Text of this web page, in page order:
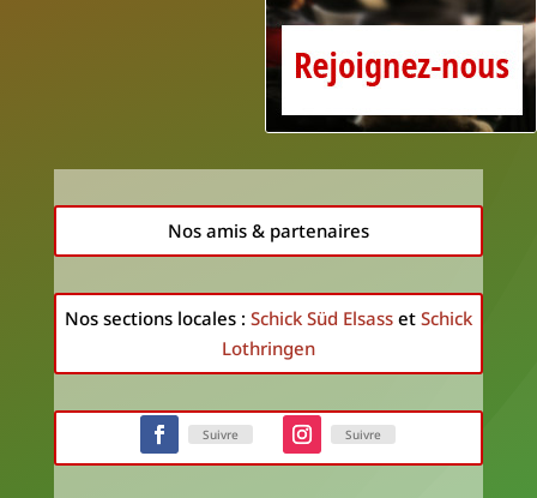
Nos amis & partenaires
Nos sections locales : Schick Süd Elsasset Schick
Lothringen
Suivre Suivre